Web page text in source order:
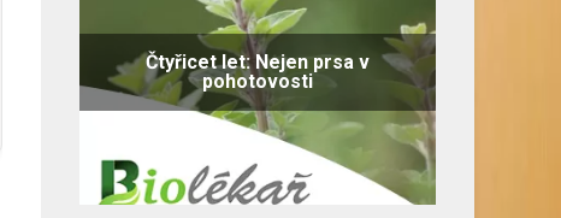
Čtyřicet let: Nejen prsa v
pohotovosti